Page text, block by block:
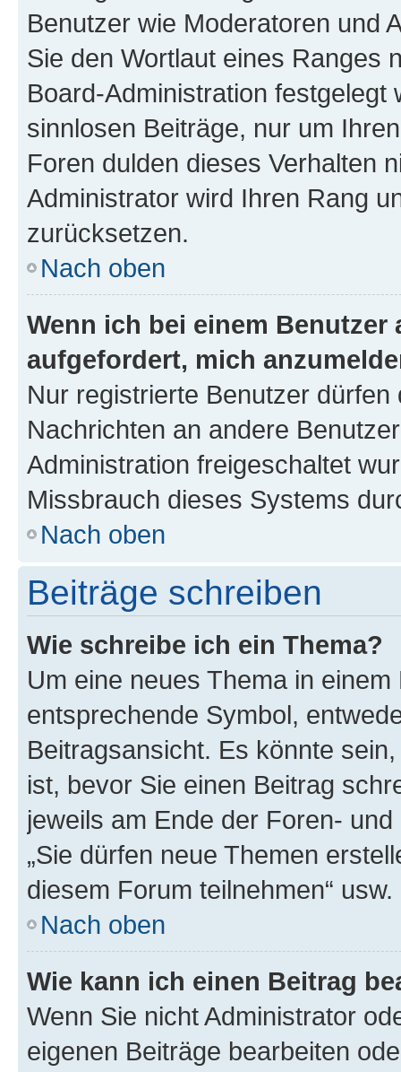
Benutzer wie Moderatoren und
Sie den Wortlaut eines Ranges
Board-Administration
sinnlosen Beiträge, nur um
Foren dulden dieses Verhalten
Administrator wird Ihren Rang
zurücksetzen.
Nach oben
Wenn ich bei einem
aufgefordert, mich
Nur registrierte Benutzer
Nachrichten an andere
Administration freigeschaltet
Missbrauch dieses Systems
Nach oben
Beiträge schreiben
Wie schreibe ich ein Thema?
Um eine neues Thema in
entsprechende Symbol,
Beitragsansicht. Es könnte
ist, bevor Sie einen Beitrag
jeweils am Ende der Foren-
„Sie dürfen neue Themen
diesem Forum teilnehmen“ usw.
Nach oben
Wie kann ich einen Beitrag
Wenn Sie nicht Administrator
eigenen Beiträge bearbeiten